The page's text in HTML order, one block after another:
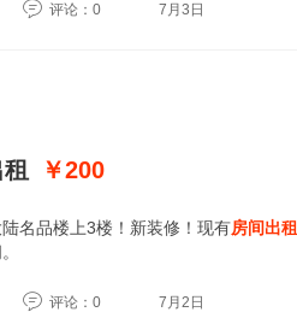
评论：0 7月3日
￥200
名品楼上3楼！新装修！现有房间出租
评论：0 7月2日